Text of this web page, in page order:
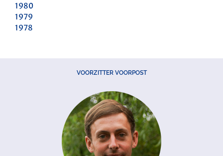
1980
1979
1978
VOORZITTER VOORPOST